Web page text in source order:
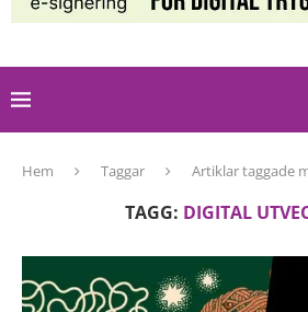
Hem Taggar Artiklar taggade
TAGG: DIGITAL